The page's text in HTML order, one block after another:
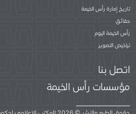
تاريخ إمارة رأس الخيمة
حقائق
رأس الخيمة اليوم
تراخيص التصوير
اتصل بنا
مؤسسات رأس الخيمة